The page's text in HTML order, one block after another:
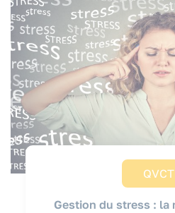
QVCT
Gestion du stress : la